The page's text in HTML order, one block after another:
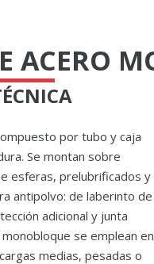
ACERO
por tubo y caja
Se montan sobre
esferas, prelubrificados y
antipolvo: de laberinto de
adicional y junta
se emplean en
medias, pesadas o